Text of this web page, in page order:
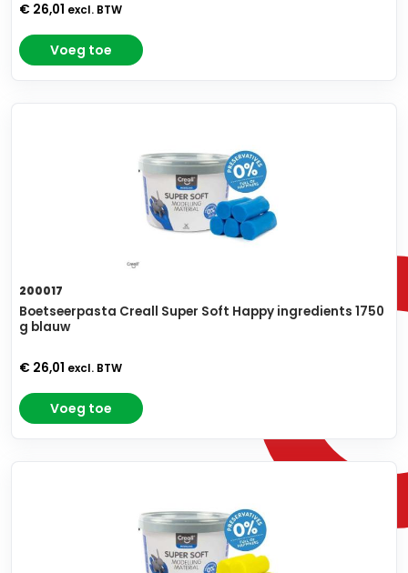
€ 26,01 excl. BTW
Voeg toe
200017
Boetseerpasta Creall Super Soft Happy ingredients 1750
g blauw
€ 26,01 excl. BTW
Voeg toe